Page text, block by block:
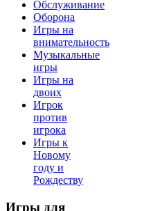
Обслуживание
Оборона
Игры на
внимательность
Музыкальные
игры
Игры на
двоих
Игрок
против
игрока
Игры к
Новому
году и
Рождеству
Игры для